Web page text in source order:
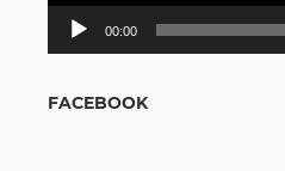
00:00
FACEBOOK